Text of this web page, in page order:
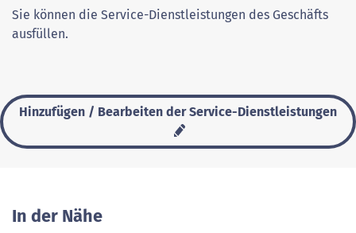
Sie können die Service-Dienstleistungen des Geschäfts
ausfüllen.
Hinzufügen / Bearbeiten der Service-Dienstleistungen
In der Nähe